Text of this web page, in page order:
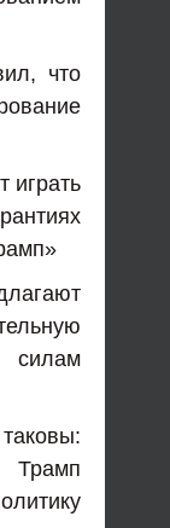
что
играть
силам
Трамп